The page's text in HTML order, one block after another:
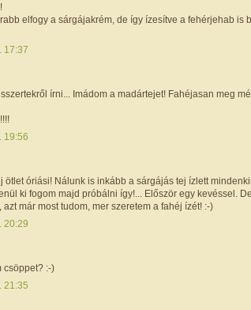
elfogy a sárgájakrém, de így ízesítve a fehérjehab is
17:37
írni... Imádom a madártejet! Fahéjasan meg
19:56
ötlet óriási! Nálunk is inkább a sárgájás tej ízlett
ki fogom majd próbálni így!... Először egy kevéssel.
már most tudom, mer szeretem a fahéj ízét! :-)
20:29
csöppet? :-)
21:35